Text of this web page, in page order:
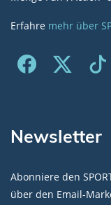
Erfahre mehr über
Newsletter
Abonniere den
über den Email-